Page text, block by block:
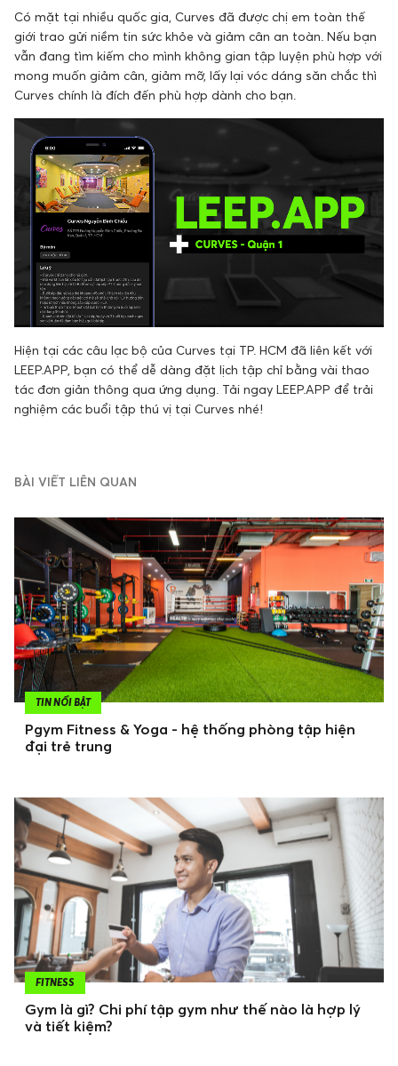
Có mặt tại nhiều quốc gia, Curves đã được chị em toàn thế
giới trao gửi niềm tin sức khỏe và giảm cân an toàn. Nếu bạn
vẫn đang tìm kiếm cho mình không gian tập luyện phù hợp với
mong muốn giảm cân, giảm mỡ, lấy lại vóc dáng săn chắc thì
Curves chính là đích đến phù hợp dành cho bạn.
Hiện tại các câu lạc bộ của Curves tại TP. HCM đã liên kết với
LEEP.APP, bạn có thể dễ dàng đặt lịch tập chỉ bằng vài thao
tác đơn giản thông qua ứng dụng. Tải ngay LEEP.APP để trải
nghiệm các buổi tập thú vị tại Curves nhé!
BÀI VIẾT LIÊN QUAN
TIN NỔI BẬT
Pgym Fitness & Yoga - hệ thống phòng tập hiện
đại trẻ trung
FITNESS
Gym là gì? Chi phí tập gym như thế nào là hợp lý
và tiết kiệm?